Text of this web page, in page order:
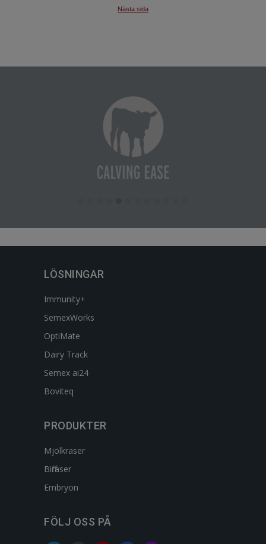
LÖSNINGAR
Immunity+
SemexWorks
OptiMate
Dairy Track
Semex ai24
Boviteq
PRODUKTER
Mjölkraser
Biffraser
Embryon
FÖLJ OSS PÅ